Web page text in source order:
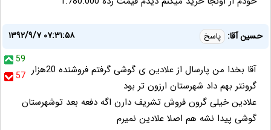
حسین آقا: پاسخ
۱۳۹۲/۹/۷ ۰۷:۳۱:۵۸
59
57 آقا بخدا من پارسال از علادین ی گوشی گرفتم فروشنده 20هزار
گرونتر بهم داد شهرستان ارزون تر بود
علادین خیلی گرون فروش تشریف دارن اگه دفعه بعد توشهرستان
گوشی پیدا نشه هم اصلا علادین نمیرم